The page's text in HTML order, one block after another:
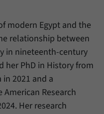
modern Egypt and the
relationship between
in nineteenth-century
her PhD in History from
2021 and a
Research
Her research
dies eingestellt hat.
können wir speichern, von
oder Suchmaschine
Verlinkung auf unsere